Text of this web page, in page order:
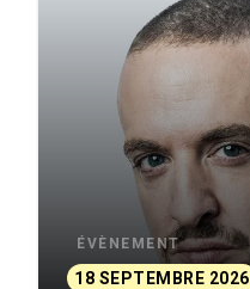
ÉVÈNEMENT
18 SEPTEMBRE 2026